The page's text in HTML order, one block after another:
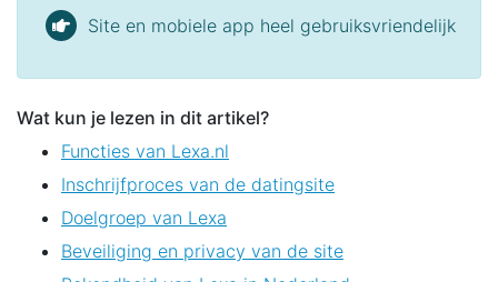
Site en mobiele app heel gebruiksvriendelijk
Wat kun je lezen in dit artikel?
Functies van Lexa.nl
Inschrijfproces van de datingsite
Doelgroep van Lexa
Beveiliging en privacy van de site